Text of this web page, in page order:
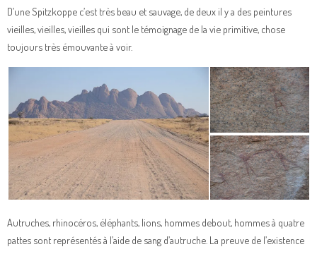
D’une Spitzkoppe c’est très beau et sauvage, de deux il y a des peintures
vieilles, vieilles, vieilles qui sont le témoignage de la vie primitive, chose
toujours très émouvante à voir.
Autruches, rhinocéros, éléphants, lions, hommes debout, hommes à quatre
pattes sont représentés à l’aide de sang d’autruche. La preuve de l’existence